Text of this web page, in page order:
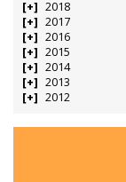
2018
2017
2016
2015
2014
2013
2012